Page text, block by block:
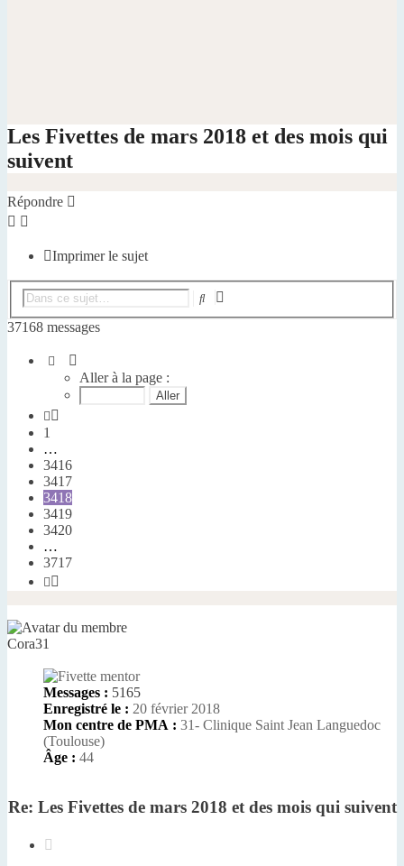
Les Fivettes de mars 2018 et des mois qui
suivent
Répondre
Imprimer le sujet
Rechercher
37168 messages
3418
sur
3717
Aller à la page :
1
…
3416
3417
3418
3419
3420
…
3717
Cora31
Messages : 5165
Enregistré le : 20 février 2018
Mon centre de PMA : 31- Clinique Saint Jean Languedoc
(Toulouse)
Âge : 44
Re: Les Fivettes de mars 2018 et des mois qui suivent